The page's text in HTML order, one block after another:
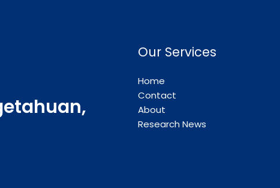
Our Services
Home
Contact
About
Research News